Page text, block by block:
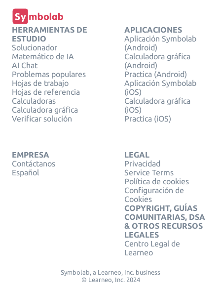
HERRAMIENTAS DE
ESTUDIO
Solucionador
Matemático de IA
AI Chat
Problemas populares
Hojas de trabajo
Hojas de referencia
Calculadoras
Calculadora gráfica
Verificar solución
APLICACIONES
Aplicación Symbolab
(Android)
Calculadora gráfica
(Android)
Practica (Android)
Aplicación Symbolab
(iOS)
Calculadora gráfica
(iOS)
Practica (iOS)
EMPRESA
Contáctanos
Español
LEGAL
Privacidad
Service Terms
Política de cookies
Configuración de
Cookies
COPYRIGHT, GUÍAS
COMUNITARIAS, DSA
& OTROS RECURSOS
LEGALES
Centro Legal de
Learneo
Symbolab, a Learneo, Inc. business
© Learneo, Inc. 2024